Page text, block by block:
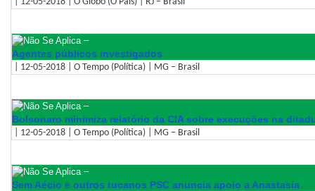
–
Agentes públicos investigados
| 12-05-2018 | O Tempo (Política) | MG – Brasil
–
Bolsonaro minimiza relatório da CIA sobre execuções na
| 12-05-2018 | O Tempo (Política) | MG – Brasil
–
Sem Aécio e outros tucanos PSC anuncia apoio a Anastasia